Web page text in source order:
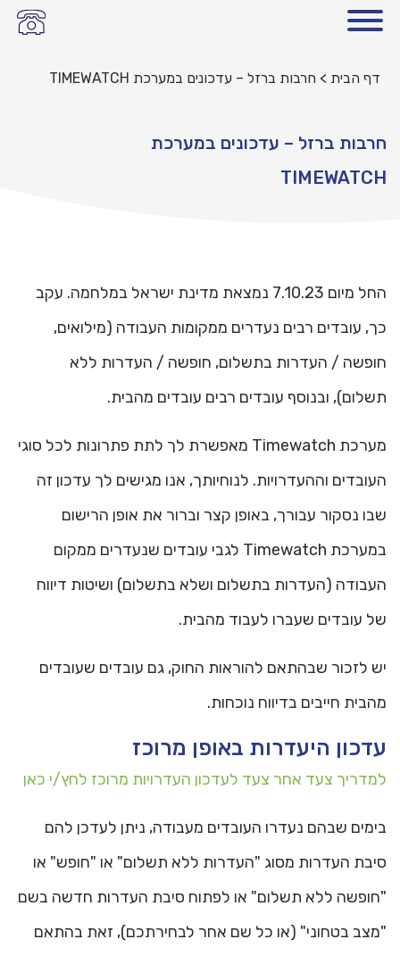
דף הבית > חרבות ברזל – עדכונים במערכת TIMEWATCH
חרבות ברזל – עדכונים במערכת
TIMEWATCH
החל מיום 7.10.23 נמצאת מדינת ישראל במלחמה. עקב
כך, עובדים רבים נעדרים ממקומות העבודה (מילואים,
חופשה / העדרות בתשלום, חופשה / העדרות ללא
תשלום), ובנוסף עובדים רבים עובדים מהבית.
מערכת Timewatch מאפשרת לך לתת פתרונות לכל סוגי
העובדים וההעדרויות. לנוחיותך, אנו מגישים לך עדכון זה
שבו נסקור עבורך, באופן קצר וברור את אופן הרישום
במערכת Timewatch לגבי עובדים שנעדרים ממקום
העבודה (העדרות בתשלום ושלא בתשלום) ושיטות דיווח
של עובדים שעברו לעבוד מהבית.
יש לזכור שבהתאם להוראות החוק, גם עובדים שעובדים
מהבית חייבים בדיווח נוכחות.
עדכון היעדרות באופן מרוכז
למדריך צעד אחר צעד לעדכון העדרויות מרוכז לחץ/י כאן
בימים שבהם נעדרו העובדים מעבודה, ניתן לעדכן להם
סיבת העדרות מסוג "העדרות ללא תשלום" או "חופש" או
"חופשה ללא תשלום" או לפתוח סיבת העדרות חדשה בשם
"מצב בטחוני" (או כל שם אחר לבחירתכם), זאת בהתאם